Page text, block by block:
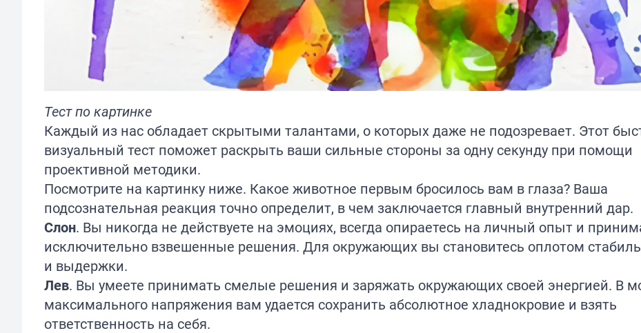
Тест по картинке
Каждый из нас обладает скрытыми талантами, о которых даже не подозревает. Этот
визуальный тест поможет раскрыть ваши сильные стороны за одну секунду при помощи
проективной методики.
Посмотрите на картинку ниже. Какое животное первым бросилось вам в глаза? Ваша
подсознательная реакция точно определит, в чем заключается главный внутренний дар.
Слон. Вы никогда не действуете на эмоциях, всегда опираетесь на личный опыт и
исключительно взвешенные решения. Для окружающих вы становитесь оплотом
и выдержки.
Лев. Вы умеете принимать смелые решения и заряжать окружающих своей энергией. В
максимального напряжения вам удается сохранить абсолютное хладнокровие и взять
ответственность на себя.